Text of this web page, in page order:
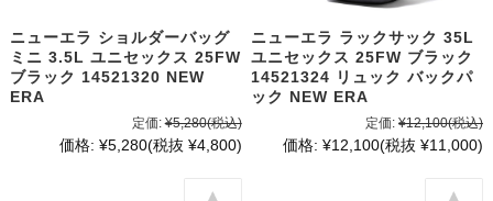
ニューエラ ショルダーバッグ
ミニ 3.5L ユニセックス 25FW
ブラック 14521320 NEW
ERA
定価: ¥5,280(税込)
価格: ¥5,280(税抜 ¥4,800)
ニューエラ ラックサック 35L
ユニセックス 25FW ブラック
14521324 リュック バックパ
ック NEW ERA
定価: ¥12,100(税込)
価格: ¥12,100(税抜 ¥11,000)